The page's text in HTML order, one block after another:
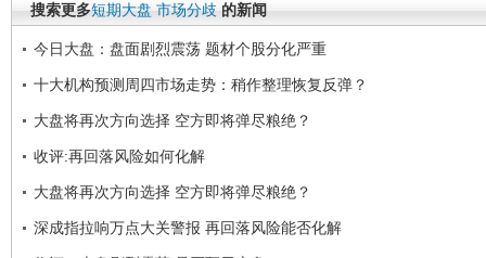
搜索更多短期大盘 市场分歧 的新闻
今日大盘：盘面剧烈震荡 题材个股分化严重
十大机构预测周四市场走势：稍作整理恢复反弹？
大盘将再次方向选择 空方即将弹尽粮绝？
收评:再回落风险如何化解
大盘将再次方向选择 空方即将弹尽粮绝？
深成指拉响万点大关警报 再回落风险能否化解